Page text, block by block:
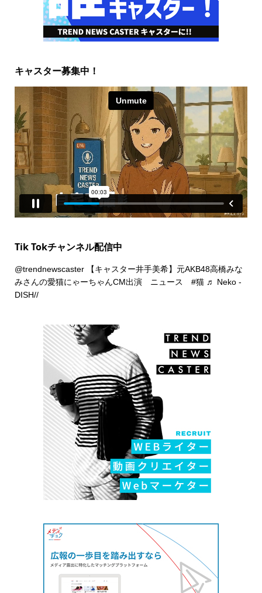
キャスター募集中！
Tik Tokチャンネル配信中
@trendnewscaster【キャスター井手美希】元AKB48高橋みな
みさんの愛猫にゃーちゃんCM出演 ニュース #猫 ♬ Neko -
DISH//